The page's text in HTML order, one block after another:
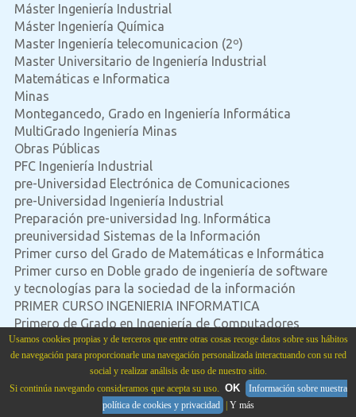
Usamos cookies propias y de terceros que entre otras cosas recoge datos sobre sus hábitos
de navegación para proporcionarle una navegación personalizada interactuando con su red
social y realizar análisis de uso de nuestro sitio.
Si continúa navegando consideramos que acepta su uso. OK
Información sobre nuestra
política de cookies y privacidad
Y más
Máster Ingeniería Industrial
Máster Ingeniería Química
Master Ingeniería telecomunicacion (2º)
Master Universitario de Ingeniería Industrial
Matemáticas e Informatica
Minas
Montegancedo, Grado en Ingeniería Informática
MultiGrado Ingeniería Minas
Obras Públicas
PFC Ingeniería Industrial
pre-Universidad Electrónica de Comunicaciones
pre-Universidad Ingeniería Industrial
Preparación pre-universidad Ing. Informática
preuniversidad Sistemas de la Información
Primer curso del Grado de Matemáticas e Informática
Primer curso en Doble grado de ingeniería de software
y tecnologías para la sociedad de la información
PRIMER CURSO INGENIERIA INFORMATICA
Primero de Grado en Ingeniería de Computadores
primero de Informática en la UPM
Primero de ingeniería de sistemas
PRIMERO DE INGENIERÍA INFOMÁTICA
Primero de matemáticas e informática
SEGUNDO DE INGENIERIA INFORMATICA